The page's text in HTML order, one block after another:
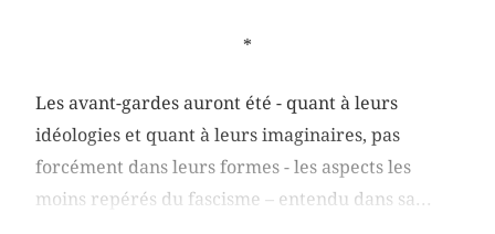
*
Les avant-gardes auront été - quant à leurs
idéologies et quant à leurs imaginaires, pas
forcément dans leurs formes - les aspects les
moins repérés du fascisme – entendu dans sa...